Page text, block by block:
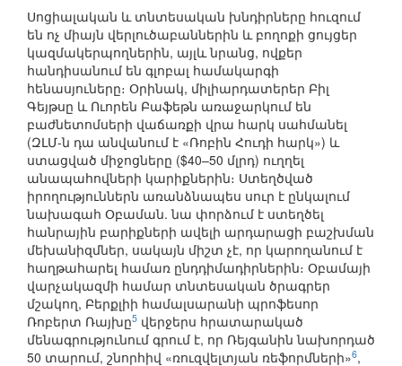
Սոցիալական և տնտեսական խնդիրները հուզում
են ոչ միայն վերլուծաբաններին և բողոքի ցույցեր
կազմակերպողներին, այլև նրանց, ովքեր
հանդիսանում են գլոբալ համակարգի
հենասյուները։ Օրինակ, միլիարդատերեր Բիլ
Գեյթսը և Ուորեն Բաֆեթն առաջարկում են
բաժնետոմսերի վաճառքի վրա հարկ սահմանել
(ԶԼՄ-ն դա անվանում է «Ռոբին Հուդի հարկ») և
ստացված միջոցները ($40–50 մլրդ) ուղղել
անապահովների կարիքներին։ Ստեղծված
իրողություններն առանձնապես սուր է ընկալում
նախագահ Օբաման. նա փորձում է ստեղծել
հանրային բարիքների ավելի արդարացի բաշխման
մեխանիզմներ, սակայն միշտ չէ, որ կարողանում է
հաղթահարել համառ ընդդիմադիրներին։ Օբամայի
վարչակազմի համար տնտեսական ծրագրեր
մշակող, Բերքլիի համալսարանի պրոֆեսոր
Ռոբերտ Ռայխը5 վերջերս հրատարակած
մենագրությունում գրում է, որ Ռեյգանին նախորդած
50 տարում, շնորհիվ «ռուզվելտյան ռեֆորմների»6,